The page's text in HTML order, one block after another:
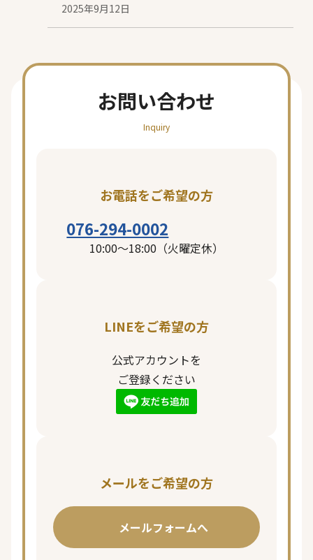
日
投
2025年9月12日
お問い合わせ
Inquiry
お電話をご希望の方
076-294-0002
10:00〜18:00（火曜定休）
LINEをご希望の方
公式アカウントを
ご登録ください
メールをご希望の方
メールフォームへ